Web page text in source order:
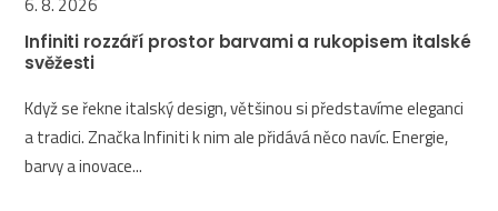
6. 8. 2026
Infiniti rozzáří prostor barvami a rukopisem italské
svěžesti
Když se řekne italský design, většinou si představíme eleganci
a tradici. Značka Infiniti k nim ale přidává něco navíc. Energie,
barvy a inovace...